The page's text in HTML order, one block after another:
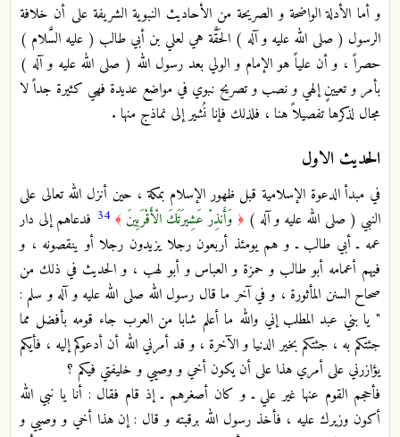
و أما الأدلة الواضحة و الصريحة من الأحاديث النبوية الشريفة على أن خلافة
الرسول ( صلى الله عليه و آله ) الحَقَّة هي لعلي بن أبي طالب ( عليه السَّلام )
حصراً ، و أن علياً هو الإمام و الولي بعد رسول الله ( صلى الله عليه و آله )
بأمر و تعيينٍ إلهي و نصب و تصريح نبوي في مواضع عديدة فهي كثيرة جداً لا
مجال لذكرها تفصيلاً هنا ، فلذلك فإنا نُشير إلى نماذج منها .
الحديث الاول
في مبدأ الدعوة الإسلامية قبل ظهور الإسلام بمكة ، حين أنزل الله تعالى على
النبي ( صلى الله عليه و آله )﴿ وَأَنذِرْ عَشِيرَتَكَ الْأَقْرَبِينَ ﴾ 34 فدعاهم إلى دار
عمه ـ أبي طالب ـ و هم يومئذ أربعون رجلا يزيدون رجلا أو ينقصونه ، و
فيهم أعمامه أبو طالب و حمزة و العباس و أبو لهب ، و الحديث في ذلك من
صحاح السنن المأثورة ، و في آخر ما قال رسول الله صلى الله عليه و آله و سلم :
" يا بني عبد المطلب إني والله ما أعلم شابا من العرب جاء قومه بأفضل مما
جئتكم به ، جئتكم بخير الدنيا و الآخرة ، و قد أمرني الله أن أدعوكم إليه ، فأيكم
يؤازرني على أمري هذا على أن يكون أخي و وصيي و خليفتي فيكم ؟
فأحجم القوم عنها غير علي ـ و كان أصغرهم ـ إذ قام فقال : أنا يا نبي الله
أكون وزيرك عليه ، فأخذ رسول الله برقبته و قال : إن هذا أخي و وصيي و